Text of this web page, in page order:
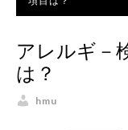
アレルギ－
は？
hmu